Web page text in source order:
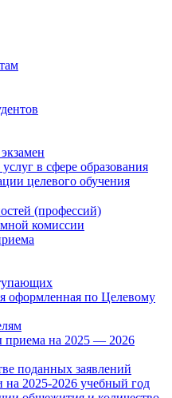
в сфере образования
целевого обучения
(профессий)
комиссии
оформленная по Целевому
на 2025 — 2026
поданных заявлений
на 2025-2026 учебный год